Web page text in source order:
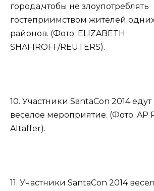
города,чтобы не злоупотреблять
гостеприимством жителей
районов. (Фото: ELIZABETH
SHAFIROFF/REUTERS).
10. Участники SantaCon 2014
веселое мероприятие. (Фото: AP
Altaffer).
11. Участники SantaCon 2014